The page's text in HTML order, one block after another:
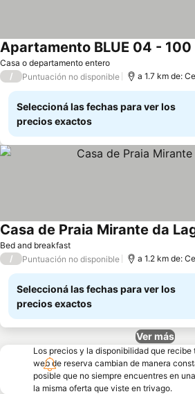
Casa o departamento entero
Apartamento BLUE 04 -
/ Puntuación no disponible a 1.7 km de:
Seleccioná las fechas para ver los
precios exactos
Bed and breakfast
Casa de Praia Mirante da
/ Puntuación no disponible a 1.2 km de:
Seleccioná las fechas para ver los
precios exactos
Ver más
Los precios y la disponibilidad que
web de reserva cambian de manera
posible que no siempre encuentres en
la misma oferta que viste en trivago.